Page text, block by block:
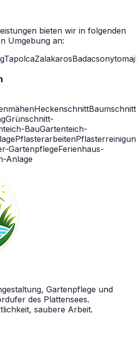
bieten wir in folgenden
Umgebung an:
TapolcaZalakarosBadacsonytomaj
HeckenschnittBaumschnitt
Grünschnitt-
BauGartenteich-
PflasterarbeitenPflasterreinigung
GartenpflegeFerienhaus-
Anlage
Gartenpflege und
des Plattensees.
saubere Arbeit.